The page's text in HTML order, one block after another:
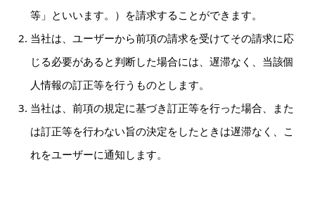
等」といいます。）を請求することができます。
当社は、ユーザーから前項の請求を受けてその請求に応
じる必要があると判断した場合には、遅滞なく、当該個
人情報の訂正等を行うものとします。
当社は、前項の規定に基づき訂正等を行った場合、また
は訂正等を行わない旨の決定をしたときは遅滞なく、こ
れをユーザーに通知します。